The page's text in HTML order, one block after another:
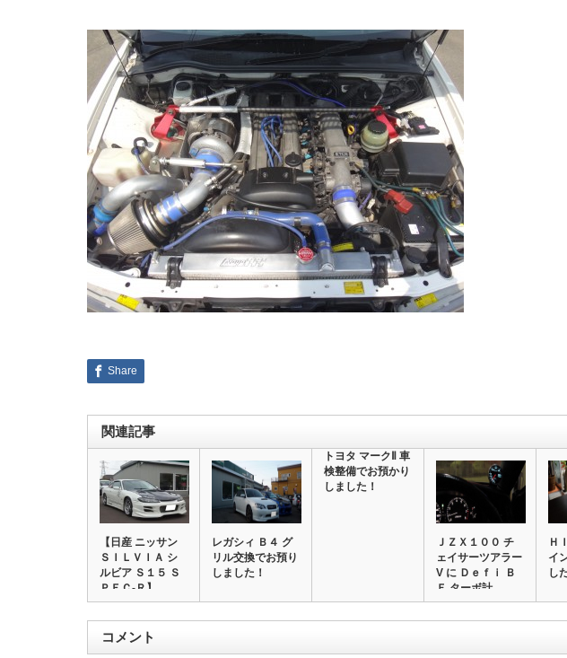
Share
関連記事
【日産 ニッサン
ＳＩＬＶＩＡ シ
ルビア Ｓ１５ Ｓ
ＰＥＣ‐Ｒ】…
レガシィ Ｂ４ グ
リル交換でお預り
しました！
トヨタ マークⅡ 車
検整備でお預かり
しました！
ＪＺＸ１００ チ
ェイサーツアラー
V に Ｄｅｆｉ Ｂ
Ｆ ターボ計…
Ｈ
イ
し
コメント